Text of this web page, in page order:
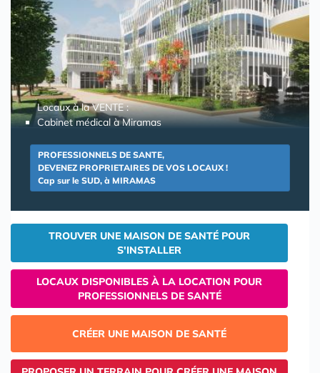
Locaux à la VENTE :
Cabinet médical à Miramas
PROFESSIONNELS DE SANTE,
DEVENEZ PROPRIETAIRES DE VOS LOCAUX !
Cap sur le SUD, à MIRAMAS
TROUVER UNE MAISON DE SANTÉ POUR
S'INSTALLER
LOCAUX DISPONIBLES À LA LOCATION POUR
PROFESSIONNELS DE SANTÉ
CRÉER UNE MAISON DE SANTÉ